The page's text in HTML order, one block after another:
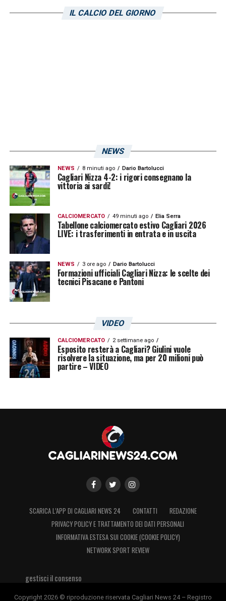
Per scardinare la retroguardia pugliese, il
notte che si preannuncia caldissima.
LA PLAYLIST DELLE NOSTRE TOP NEWS
IL CALCIO DEL GIORNO
NEWS
NEWS 8 minuti ago Dario Bartolucci
Cagliari Nizza 4-2: i rigori consegnano la
vittoria ai sardi!
CALCIOMERCATO 49 minuti ago Elia Serra
Tabellone calciomercato estivo Cagliari 2026
LIVE: i trasferimenti in entrata e in uscita
NEWS 3 ore ago Dario Bartolucci
Formazioni ufficiali Cagliari Nizza: le scelte dei
tecnici Pisacane e Pantoni
VIDEO
CALCIOMERCATO 2 settimane ago
Esposito resterà a Cagliari? Giulini vuole
risolvere la situazione, ma per 20 milioni può
partire – VIDEO
SCARICA L’APP DI CAGLIARI NEWS 24 CONTATTI
REDAZIONE
PRIVACY POLICY E TRATTAMENTO DEI DATI PERSONALI
INFORMATIVA ESTESA SUI COOKIE (COOKIE POLICY)
NETWORK SPORT REVIEW
gestisci il consenso
Copyright 2026 © riproduzione riservata Cagliari News 24 – Registro